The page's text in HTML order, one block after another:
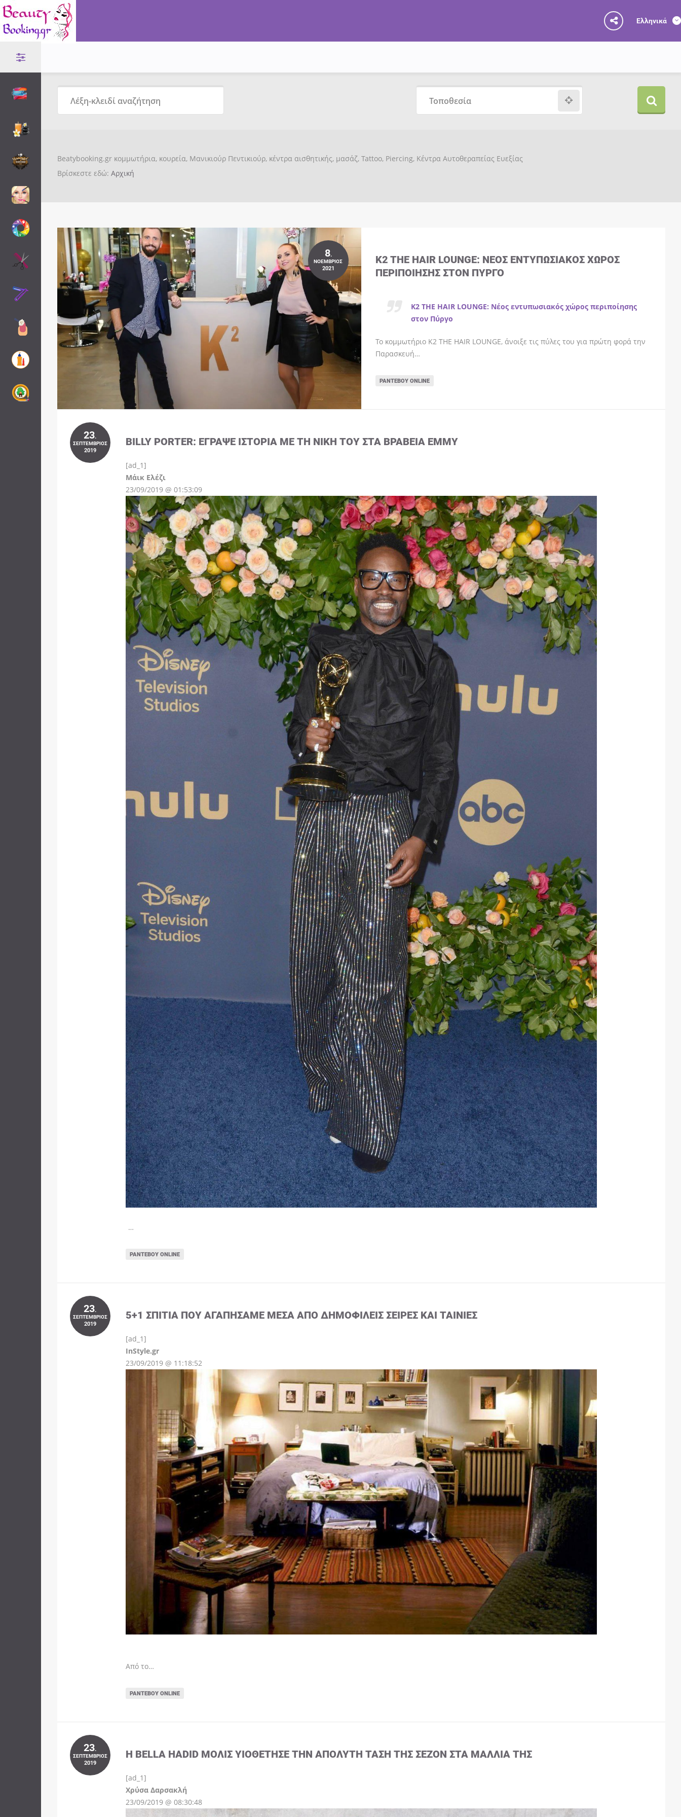
Ελληνικά
Beatybooking.gr κομμωτήρια, κουρεία, Μανικιούρ Πεντικιούρ, κέντρα αισθητικής, μασάζ, Tattoo, Piercing, Κέντρα Αυτοθεραπείας Ευεξίας
Βρίσκεστε εδώ: Αρχική
8.
ΝΟΈΜΒΡΙΟΣ
2021
K2 THE HAIR LOUNGE: ΝΈΟΣ ΕΝΤΥΠΩΣΙΑΚΌΣ ΧΏΡΟΣ
ΠΕΡΙΠΟΊΗΣΗΣ ΣΤΟΝ ΠΎΡΓΟ
K2 THE HAIR LOUNGE: Νέος εντυπωσιακός χώρος περιποίησης
στον Πύργο
Το κομμωτήριο K2 THE HAIR LOUNGE, άνοιξε τις πύλες του για πρώτη φορά την
Παρασκευή…
ΡΑΝΤΕΒΟΎ ONLINE
23.
ΣΕΠΤΈΜΒΡΙΟΣ
2019
BILLY PORTER: ΈΓΡΑΨΕ ΙΣΤΟΡΊΑ ΜΕ ΤΗ ΝΊΚΗ ΤΟΥ ΣΤΑ ΒΡΑΒΕΊΑ EMMY
[ad_1]
Μάικ ΕλέζιInstagram
23/09/2019 @ 01:53:09
…
ΡΑΝΤΕΒΟΎ ONLINE
23.
ΣΕΠΤΈΜΒΡΙΟΣ
2019
5+1 ΣΠΊΤΙΑ ΠΟΥ ΑΓΑΠΉΣΑΜΕ ΜΈΣΑ ΑΠΌ ΔΗΜΟΦΙΛΕΊΣ ΣΕΙΡΈΣ ΚΑΙ ΤΑΙΝΊΕΣ
[ad_1]
InStyle.gr
23/09/2019 @ 11:18:52
Από το…
ΡΑΝΤΕΒΟΎ ONLINE
23.
ΣΕΠΤΈΜΒΡΙΟΣ
2019
Η BELLA HADID ΜΌΛΙΣ ΥΙΟΘΈΤΗΣΕ ΤΗΝ ΑΠΌΛΥΤΗ ΤΆΣΗ ΤΗΣ ΣΕΖΌΝ ΣΤΑ ΜΑΛΛΙΆ ΤΗΣ
[ad_1]
Χρύσα ΔαρσακλήInstagram
23/09/2019 @ 08:30:48